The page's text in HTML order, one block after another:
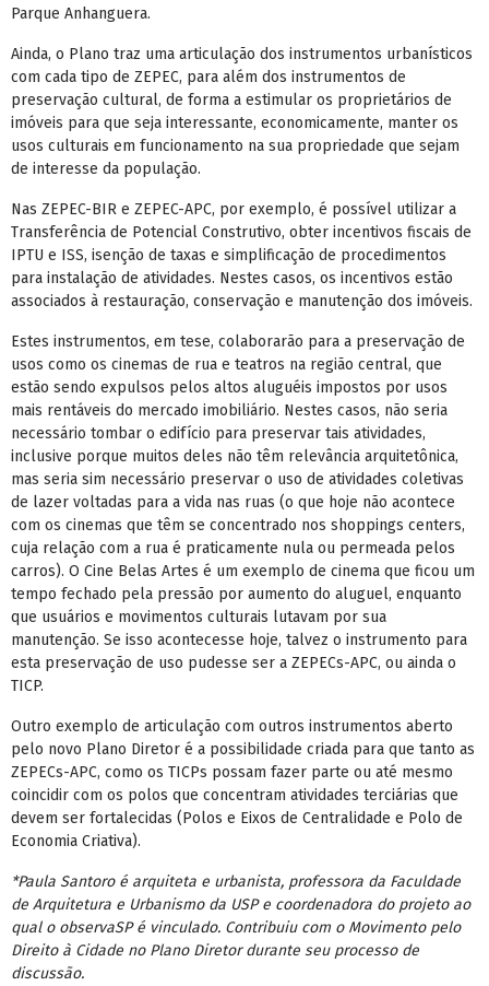
Parque Anhanguera.
Ainda, o Plano traz uma articulação dos instrumentos urbanísticos
com cada tipo de ZEPEC, para além dos instrumentos de
preservação cultural, de forma a estimular os proprietários de
imóveis para que seja interessante, economicamente, manter os
usos culturais em funcionamento na sua propriedade que sejam
de interesse da população.
Nas ZEPEC-BIR e ZEPEC-APC, por exemplo, é possível utilizar a
Transferência de Potencial Construtivo, obter incentivos fiscais de
IPTU e ISS, isenção de taxas e simplificação de procedimentos
para instalação de atividades. Nestes casos, os incentivos estão
associados à restauração, conservação e manutenção dos imóveis.
Estes instrumentos, em tese, colaborarão para a preservação de
usos como os cinemas de rua e teatros na região central, que
estão sendo expulsos pelos altos aluguéis impostos por usos
mais rentáveis do mercado imobiliário. Nestes casos, não seria
necessário tombar o edifício para preservar tais atividades,
inclusive porque muitos deles não têm relevância arquitetônica,
mas seria sim necessário preservar o uso de atividades coletivas
de lazer voltadas para a vida nas ruas (o que hoje não acontece
com os cinemas que têm se concentrado nos shoppings centers,
cuja relação com a rua é praticamente nula ou permeada pelos
carros). O Cine Belas Artes é um exemplo de cinema que ficou um
tempo fechado pela pressão por aumento do aluguel, enquanto
que usuários e movimentos culturais lutavam por sua
manutenção. Se isso acontecesse hoje, talvez o instrumento para
esta preservação de uso pudesse ser a ZEPECs-APC, ou ainda o
TICP.
Outro exemplo de articulação com outros instrumentos aberto
pelo novo Plano Diretor é a possibilidade criada para que tanto as
ZEPECs-APC, como os TICPs possam fazer parte ou até mesmo
coincidir com os polos que concentram atividades terciárias que
devem ser fortalecidas (Polos e Eixos de Centralidade e Polo de
Economia Criativa).
*Paula Santoro é arquiteta e urbanista, professora da Faculdade
de Arquitetura e Urbanismo da USP e coordenadora do projeto ao
qual o observaSP é vinculado. Contribuiu com o Movimento pelo
Direito à Cidade no Plano Diretor durante seu processo de
discussão.